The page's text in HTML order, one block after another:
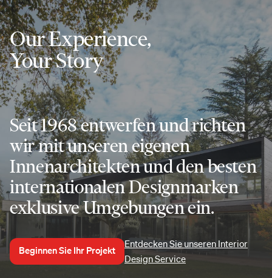
Our Experience,
Your Story
Seit 1968 entwerfen und richten
wir mit unseren eigenen
Innenarchitekten und den besten
internationalen Designmarken
exklusive Umgebungen ein.
Beginnen Sie Ihr Projekt
Entdecken Sie unseren Interior
Design Service